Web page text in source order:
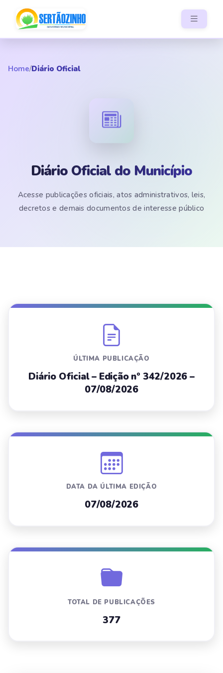
Home/Diário Oficial
Diário Oficial do Município
Acesse publicações oficiais, atos administrativos, leis,
decretos e demais documentos de interesse público
ÚLTIMA PUBLICAÇÃO
Diário Oficial – Edição nº 342/2026 –
07/08/2026
DATA DA ÚLTIMA EDIÇÃO
07/08/2026
TOTAL DE PUBLICAÇÕES
377